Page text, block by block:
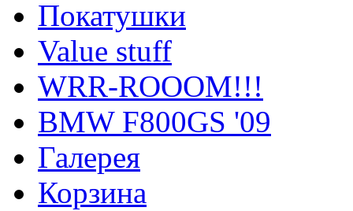
Покатушки
Value stuff
WRR-ROOOM!!!
BMW F800GS '09
Галерея
Корзина